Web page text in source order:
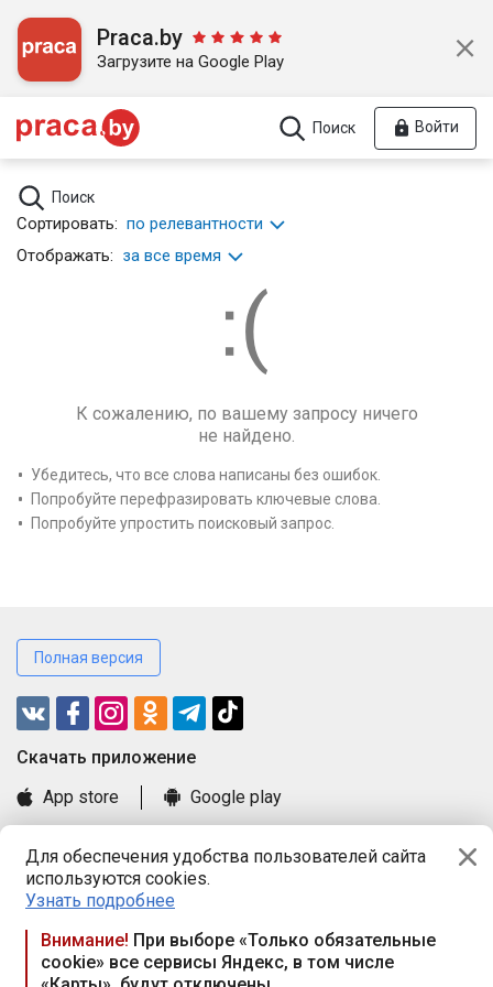
Для обеспечения удобства пользователей сайта
используются cookies.
Узнать подробнее
Внимание! При выборе «Только обязательные
cookie» все сервисы Яндекс, в том числе
Praca.by
Загрузите на Google Play
Поиск Войти
Поиск
Сортировать: по релевантности
Отображать: за все время
К сожалению, по вашему запросу ничего
не найдено.
Убедитесь, что все слова написаны без ошибок.
Попробуйте перефразировать ключевые слова.
Попробуйте упростить поисковый запрос.
Полная версия
Cкачать приложение
App store
Google play
Книга замечаний и предложений
Правила и документы
Praca.by © 2000—2026, ООО «ПРАЦА БАЙ»
Республика Беларусь, 220114, г. Минск, пр-т Независимости
117а, пом. № 9.